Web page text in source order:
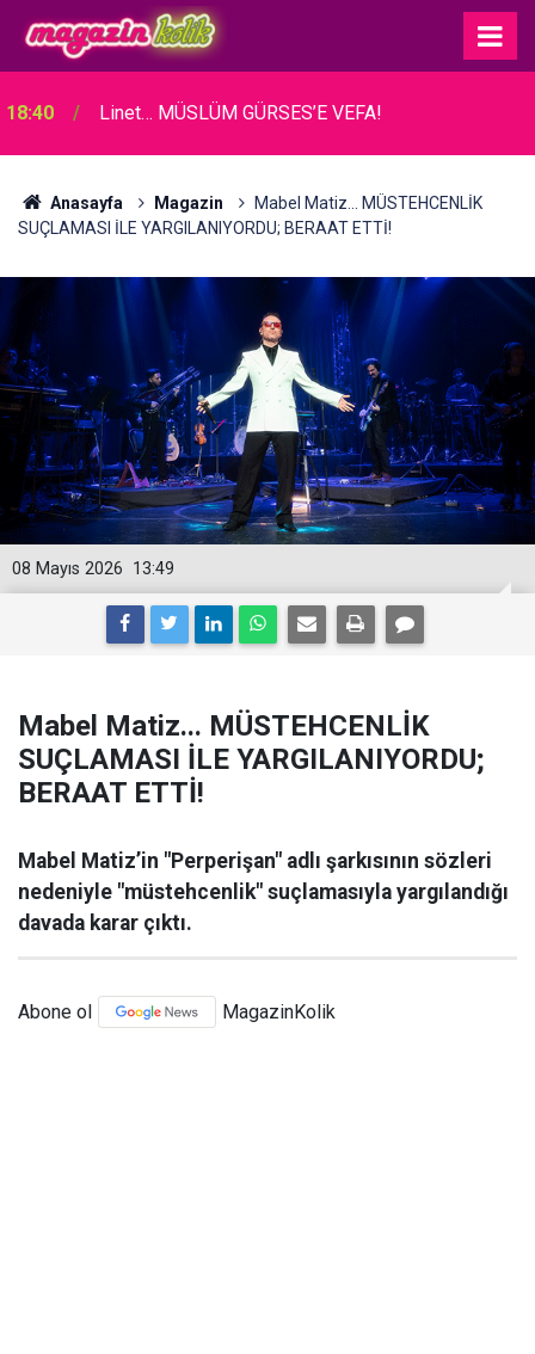
15:30
Bergüzar Korel - Halit Ergenç... EVLİLİKLERİNİN 17.
YILINI KUTLADILAR!
Anasayfa Magazin
Mabel Matiz... MÜSTEHCENLİK
SUÇLAMASI İLE YARGILANIYORDU; BERAAT ETTİ!
13:49
08 Mayıs 2026
Mabel Matiz... MÜSTEHCENLİK
SUÇLAMASI İLE YARGILANIYORDU;
BERAAT ETTİ!
Mabel Matiz’in "Perperişan" adlı şarkısının sözleri
nedeniyle "müstehcenlik" suçlamasıyla yargılandığı
davada karar çıktı.
Abone ol MagazinKolik